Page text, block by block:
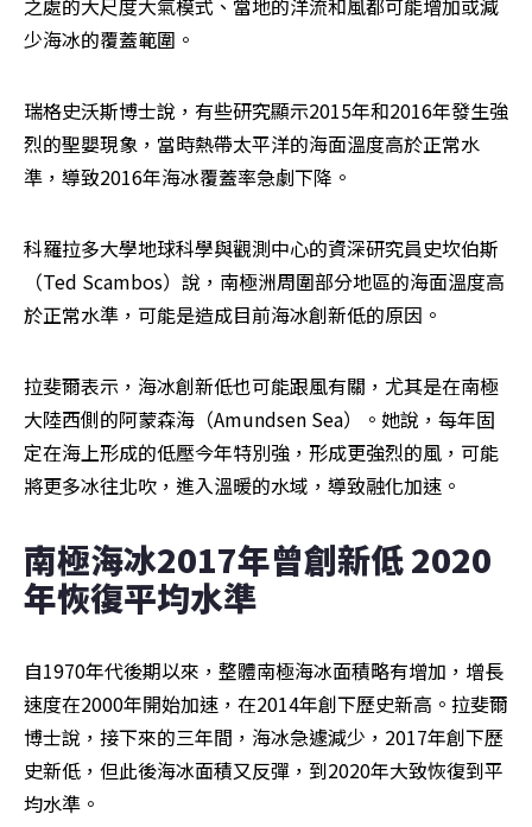
少海冰的覆蓋範圍。
瑞格史沃斯博士說，有些研究顯示2015年和2016年發生強
烈的聖嬰現象，當時熱帶太平洋的海面溫度高於正常水
準，導致2016年海冰覆蓋率急劇下降。
科羅拉多大學地球科學與觀測中心的資深研究員史坎伯斯
（Ted Scambos）說，南極洲周圍部分地區的海面溫度高
於正常水準，可能是造成目前海冰創新低的原因。
拉斐爾表示，海冰創新低也可能跟風有關，尤其是在南極
大陸西側的阿蒙森海（Amundsen Sea）。她說，每年固
定在海上形成的低壓今年特別強，形成更強烈的風，可能
將更多冰往北吹，進入溫暖的水域，導致融化加速。
南極海冰2017年曾創新低 2020
年恢復平均水準
自1970年代後期以來，整體南極海冰面積略有增加，增長
速度在2000年開始加速，在2014年創下歷史新高。拉斐爾
博士說，接下來的三年間，海冰急遽減少，2017年創下歷
史新低，但此後海冰面積又反彈，到2020年大致恢復到平
均水準。